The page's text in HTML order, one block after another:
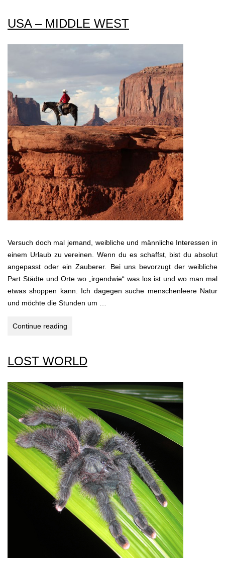
wohnt
Patagonien
USA – MIDDLE WEST
Versuch doch mal jemand, weibliche und männliche Interessen in
einem Urlaub zu vereinen. Wenn du es schaffst, bist du absolut
angepasst oder ein Zauberer. Bei uns bevorzugt der weibliche
Part Städte und Orte wo „irgendwie“ was los ist und wo man mal
etwas shoppen kann. Ich dagegen suche menschenleere Natur
und möchte die Stunden um …
Continue reading
WEST
LOST WORLD